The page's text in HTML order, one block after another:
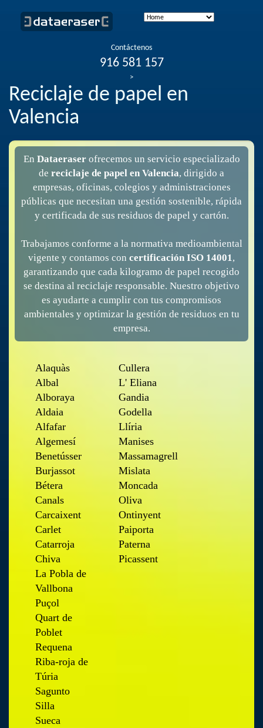
Contáctenos
916 581 157
>
Reciclaje de papel en
Valencia
En Dataeraserofrecemos un servicio especializado
de reciclaje de papel en Valencia, dirigido a
empresas, oficinas, colegios y administraciones
públicas que necesitan una gestión sostenible, rápida
y certificada de sus residuos de papel y cartón.
Trabajamos conforme a la normativa medioambiental
vigente y contamos con certificación ISO 14001 ,
garantizando que cada kilogramo de papel recogido
se destina al reciclaje responsable. Nuestro objetivo
es ayudarte a cumplir con tus compromisos
ambientales y optimizar la gestión de residuos en tu
empresa.
Alaquàs
Albal
Alboraya
Aldaia
Alfafar
Algemesí
Benetússer
Burjassot
Bétera
Canals
Carcaixent
Carlet
Catarroja
Chiva
Cullera
L' Eliana
Gandia
Godella
Llíria
Manises
Massamagrell
Mislata
Moncada
Oliva
Ontinyent
Paiporta
Paterna
Picassent
La Pobla de
Vallbona
Puçol
Quart de
Poblet
Requena
Riba-roja de
Túria
Sagunto
Silla
Sueca